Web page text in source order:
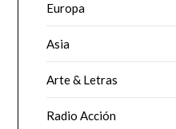
Europa
Asia
Arte & Letras
Radio Acción